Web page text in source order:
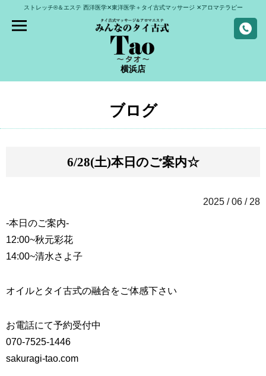
ストレッチ®＆エステ 西洋医学✕東洋医学＋タイ古式マッサージ ✕アロマテラピー
横浜店
ブログ
6/28(土)本日のご案内☆
2025 / 06 / 28
-本日のご案内-
12:00~秋元彩花
14:00~清水さよ子
オイルとタイ古式の融合をご体感下さい
お電話にて予約受付中
070-7525-1446
sakuragi-tao.com